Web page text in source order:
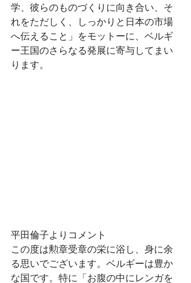
学、彼らのものづくりに向き合い、そ
れをただしく、しっかりと日本の市場
へ伝えること」をモットーに、ベルギ
ー王国のさらなる発展に寄与してまい
ります。
平田倫子よりコメント
この度は勲章受章の栄に浴し、身に余
る思いでございます。ベルギーは豊か
な国です。特に「お腹の中にレンガを